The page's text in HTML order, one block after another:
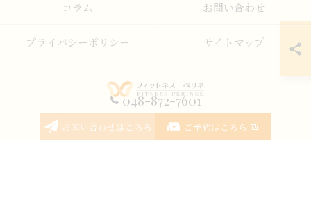
048-872-7601
お問い合わせはこちら ご予約はこちら
コラム お問い合わせ
プライバシーポリシー サイトマップ
© 2026 埼玉県春日部のエステならFITNESS PERINEE ALL RIGHTS RESERVED.